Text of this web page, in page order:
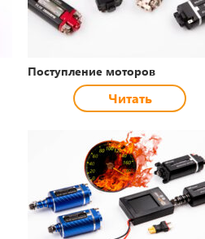
Поступление моторов
Читать